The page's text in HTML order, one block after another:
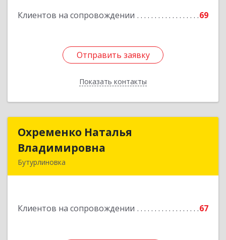
Клиентов на сопровождении 69
Отправить заявку
Показать контакты
Отправить заявку
Назад
Охременко Наталья
Владимировна
Бутурлиновка
Клиентов на сопровождении 67
Охременко Наталья